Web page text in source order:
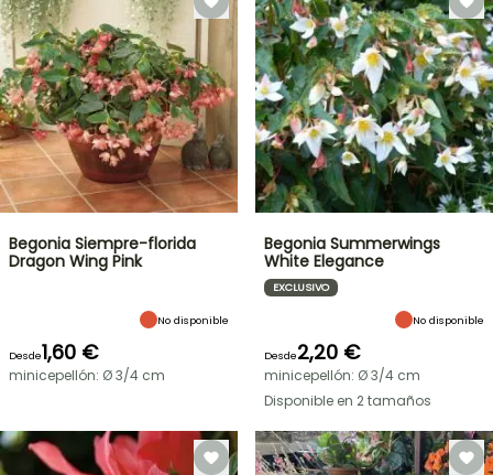
Begonia Siempre-florida
Dragon Wing Pink
No disponible
Desde1,60 €
minicepellón: Ø 3/4 cm
Begonia Summerwings
White Elegance
EXCLUSIVO
No disponible
Desde2,20 €
minicepellón: Ø 3/4 cm
Disponible en 2 tamaños